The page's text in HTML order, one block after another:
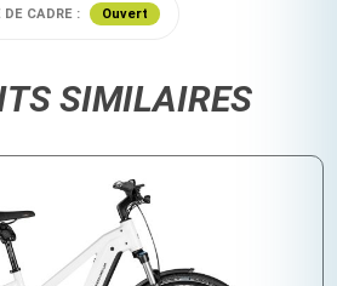
DE CADRE : Ouvert
SIMILAIRES